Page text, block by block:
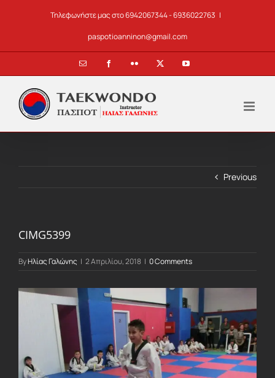
Τηλεφωνήστε μας στο 6942067344 - 6936022763 |
paspotioanninon@gmail.com
Email FacebookFlickr YouTube
Previous
CIMG5399
ByΗλίας Γαλώνης | 2 Απριλίου, 2018 | 0 Comments